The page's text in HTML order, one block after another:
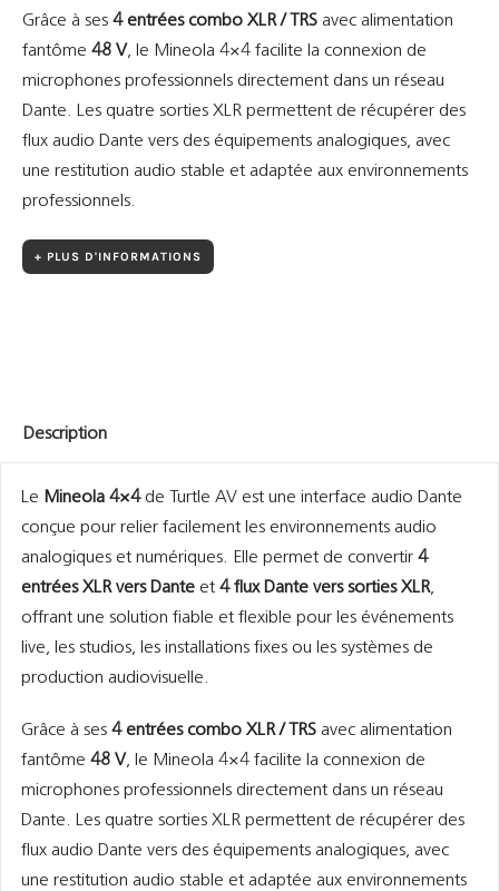
Grâce à ses 4 entrées combo XLR / TRSavec alimentation
fantôme 48 V, le Mineola 4×4 facilite la connexion de
microphones professionnels directement dans un réseau
Dante. Les quatre sorties XLR permettent de récupérer des
flux audio Dante vers des équipements analogiques, avec
une restitution audio stable et adaptée aux environnements
professionnels.
+ PLUS D'INFORMATIONS
Description
Le Mineola 4×4de Turtle AV est une interface audio Dante
conçue pour relier facilement les environnements audio
analogiques et numériques. Elle permet de convertir 4
entrées XLR vers Danteet 4 flux Dante vers sorties XLR,
offrant une solution fiable et flexible pour les événements
live, les studios, les installations fixes ou les systèmes de
production audiovisuelle.
Grâce à ses 4 entrées combo XLR / TRSavec alimentation
fantôme 48 V, le Mineola 4×4 facilite la connexion de
microphones professionnels directement dans un réseau
Dante. Les quatre sorties XLR permettent de récupérer des
flux audio Dante vers des équipements analogiques, avec
une restitution audio stable et adaptée aux environnements